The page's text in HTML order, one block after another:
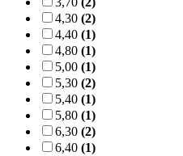
4,30 (2)
4,40 (1)
4,80 (1)
5,00 (1)
5,30 (2)
5,40 (1)
5,80 (1)
6,30 (2)
6,40 (1)